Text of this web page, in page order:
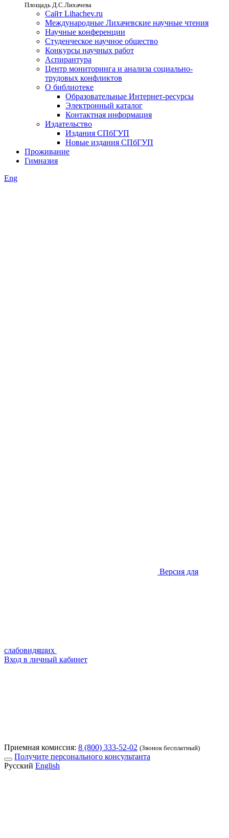
Площадь Д.С.Лихачева
Сайт Lihachev.ru
Международные Лихачевские научные чтения
Научные конференции
Студенческое научное общество
Конкурсы научных работ
Аспирантура
Центр мониторинга и анализа социально-
трудовых конфликтов
О библиотеке
Образовательные Интернет-ресурсы
Электронный каталог
Контактная информация
Издательство
Издания СПбГУП
Новые издания СПбГУП
Проживание
Гимназия
Eng
Версия для
слабовидящих
Вход в личный кабинет
Приемная комиссия: 8 (800) 333-52-02 (Звонок бесплатный)
Получите персонального консультанта
Русский English